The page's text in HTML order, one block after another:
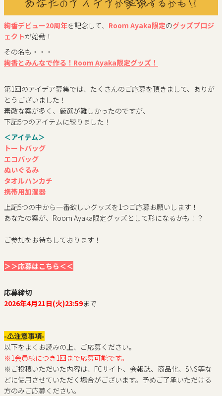
新規入会はこちら
絢香デビュー20周年を記念して、 Room Ayaka限定のグッズプロジ
ェクトが始動！
その名も・・・
絢香とみんなで作る！Room Ayaka限定グッズ！
第1回のアイデア募集では、たくさんのご応募を頂きまして、ありが
とうございました！
素敵な案が多く、厳選が難しかったのですが、
下記5つのアイテムに絞りました！
＜アイテム＞
トートバッグ
エコバッグ
ぬいぐるみ
タオルハンカチ
携帯用加湿器
上記5つの中から一番欲しいグッズを1つご応募お願いします！
あなたの案が、Room Ayaka限定グッズとして形になるかも！？
ご参加をお待ちしております！
＞＞応募はこちら＜＜
応募締切
2026年4月21日(火)23:59まで
-⚠注意事項-
以下をよくお読みの上、ご応募ください。
※1会員様につき1回まで応募可能です。
※ご投稿いただいた内容は、FCサイト、会報誌、商品化、SNS等な
どに使用させていただく場合がございます。予めご了承いただける
方のみご応募ください。